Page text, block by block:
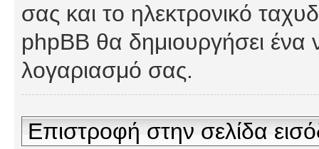
σας και το ηλεκτρονικό
phpBB θα δημιουργήσει ένα
λογαριασμό σας.
Επιστροφή στην σελίδα